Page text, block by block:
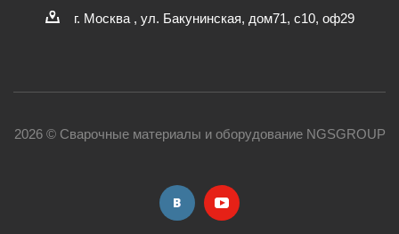
г. Москва , ул. Бакунинская, дом71, с10, оф29
2026 © Сварочные материалы и оборудование NGSGROUP